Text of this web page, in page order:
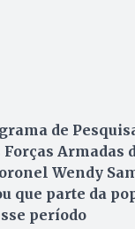
de
Armadas
Wendy
que parte da
período